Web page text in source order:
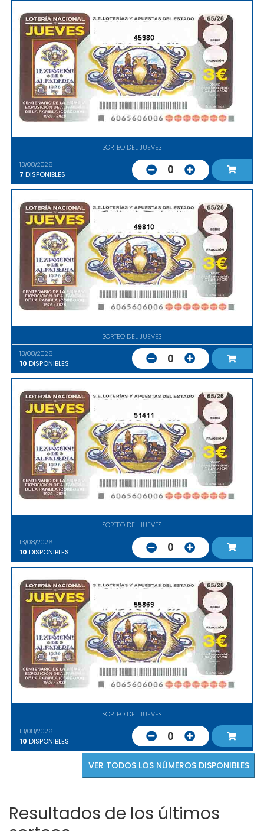
45980
SORTEO DEL JUEVES
13/08/2026
7 DISPONIBLES 0
49810
SORTEO DEL JUEVES
13/08/2026
10 DISPONIBLES 0
51411
SORTEO DEL JUEVES
13/08/2026
10 DISPONIBLES 0
55869
SORTEO DEL JUEVES
13/08/2026
10 DISPONIBLES 0
VER TODOS LOS NÚMEROS DISPONIBLES
Resultados de los últimos